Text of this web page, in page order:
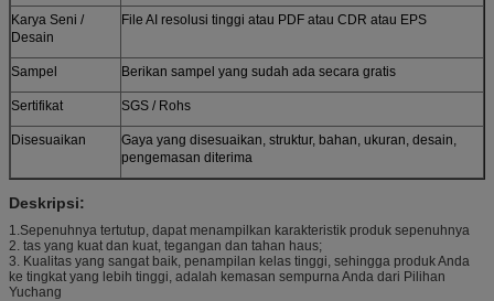
Karya Seni /
Desain
File AI resolusi tinggi atau PDF atau CDR atau EPS
Sampel Berikan sampel yang sudah ada secara gratis
Sertifikat SGS / Rohs
Disesuaikan
Gaya yang disesuaikan, struktur, bahan, ukuran, desain,
pengemasan diterima
Deskripsi:
1.Sepenuhnya tertutup, dapat menampilkan karakteristik produk sepenuhnya
2. tas yang kuat dan kuat, tegangan dan tahan haus;
3. Kualitas yang sangat baik, penampilan kelas tinggi, sehingga produk Anda
ke tingkat yang lebih tinggi, adalah kemasan sempurna Anda dari Pilihan
Yuchang